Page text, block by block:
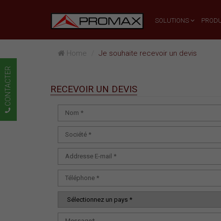
SOLUTIONS
Home Je souhaite recevoir un devis
RECEVOIR UN DEVIS
CONTACTER